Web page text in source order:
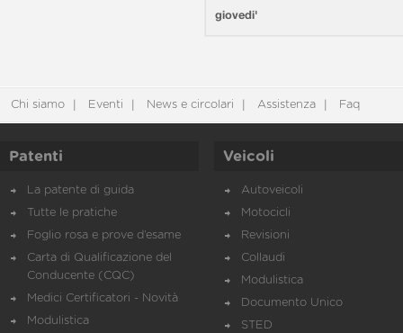
giovedi'
Chi siamo Eventi News e circolari Assistenza Faq
Patenti
La patente di guida
Tutte le pratiche
Foglio rosa e prove d’esame
Carta di Qualificazione del
Conducente (CQC)
Medici Certificatori - Novità
Modulistica
Veicoli
Autoveicoli
Motocicli
Revisioni
Collaudi
Modulistica
Documento Unico
STED